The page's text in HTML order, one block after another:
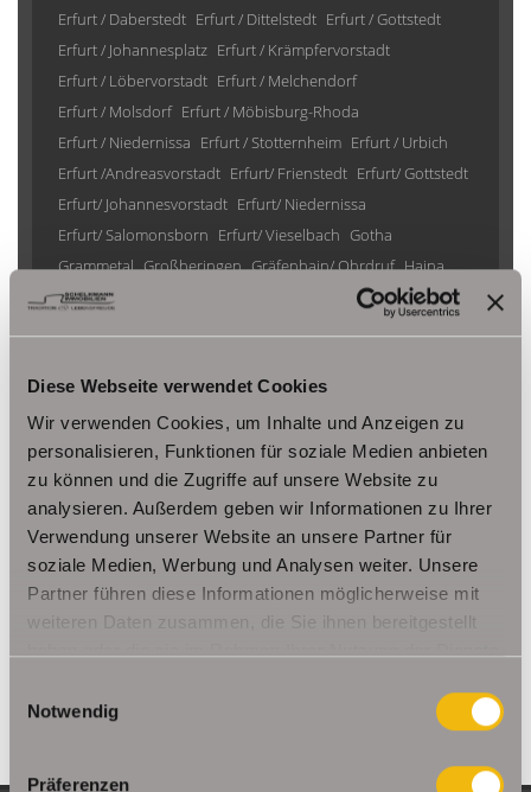
Diese Webseite verwendet Cookies
Wir verwenden Cookies, um Inhalte und Anzeigen zu
personalisieren, Funktionen für soziale Medien anbieten
zu können und die Zugriffe auf unsere Website zu
analysieren. Außerdem geben wir Informationen zu Ihrer
Verwendung unserer Website an unsere Partner für
soziale Medien, Werbung und Analysen weiter. Unsere
Partner führen diese Informationen möglicherweise mit
weiteren Daten zusammen, die Sie ihnen bereitgestellt
Notwendig
Präferenzen
Erfurt / Daberstedt Erfurt / Dittelstedt Erfurt / Gottstedt
Erfurt / Johannesplatz Erfurt / Krämpfervorstadt
Erfurt / Löbervorstadt Erfurt / Melchendorf
Erfurt / Molsdorf Erfurt / Möbisburg-Rhoda
Erfurt / Niedernissa Erfurt / Stotternheim Erfurt / Urbich
Erfurt /Andreasvorstadt Erfurt/ Frienstedt Erfurt/ Gottstedt
Erfurt/ Johannesvorstadt Erfurt/ Niedernissa
Erfurt/ Salomonsborn Erfurt/ Vieselbach Gotha
Grammetal Großheringen Gräfenhain/ Ohrdruf Haina
Herbsleben
Ohrdruf Riethnordhausen Ruhla
Saalfeld/Saale / Remschütz Steinbach-Hallenberg/ Viernau
Tonna / Gräfentonna Udestedt
Unstrut- Hainich /Großengottern
Weimar / Legefeld
Immo Am Ettersberg Haus Am Ettersberg Häuser Am Ettersberg
kaufen Am Ettersberg Immobilie Am Ettersberg Immobilien Am
Ettersberg
Hauskauf Am Ettersberg
Immobilienkauf Am